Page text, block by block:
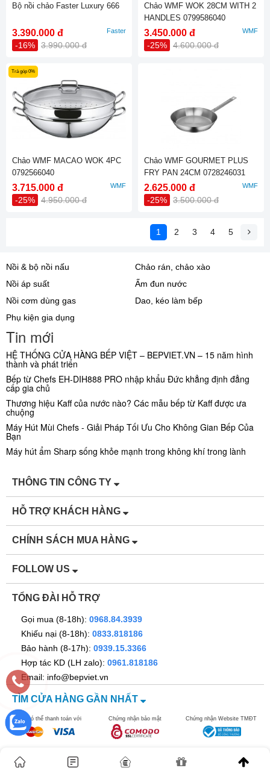
Bộ nồi chảo Faster Luxury 666
3.390.000 đ
-16% 3.990.000 đ
Faster
Chảo WMF WOK 28CM WITH 2
HANDLES 0799586040
3.450.000 đ
-25% 4.600.000 đ
WMF
Trả góp 0%
Chảo WMF MACAO WOK 4PC
0792566040
3.715.000 đ
-25% 4.950.000 đ
WMF
Chảo WMF GOURMET PLUS
FRY PAN 24CM 0728246031
2.625.000 đ
-25% 3.500.000 đ
WMF
1 2 3 4 5
Nồi & bộ nồi nấu
Chảo rán, chảo xào
Nồi áp suất
Ấm đun nước
Nồi cơm dùng gas
Dao, kéo làm bếp
Phụ kiện gia dụng
Tin mới
HỆ THỐNG CỬA HÀNG BẾP VIỆT – BEPVIET.VN – 15 năm hình
thành và phát triển
Bếp từ Chefs EH-DIH888 PRO nhập khẩu Đức khẳng định đẳng
cấp gia chủ
Thương hiệu Kaff của nước nào? Các mẫu bếp từ Kaff được ưa
chuộng
Máy Hút Mùi Chefs - Giải Pháp Tối Ưu Cho Không Gian Bếp Của
Bạn
Máy hút ẩm Sharp sống khỏe mạnh trong không khí trong lành
THÔNG TIN CÔNG TY
HỖ TRỢ KHÁCH HÀNG
CHÍNH SÁCH MUA HÀNG
FOLLOW US
TỔNG ĐÀI HỖ TRỢ
Gọi mua (8-18h): 0968.84.3939
Khiếu nại (8-18h): 0833.818186
Bảo hành (8-17h): 0939.15.3366
Hợp tác KD (LH zalo): 0961.818186
Email: info@bepviet.vn
TÌM CỬA HÀNG GẦN NHẤT
Bạn có thể thanh toán với Chứng nhận bảo mật Chứng nhận Website TMĐT